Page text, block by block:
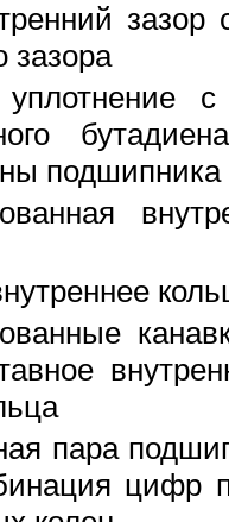
зазор
зазора
уплотнение
подшипника
пара
цифр